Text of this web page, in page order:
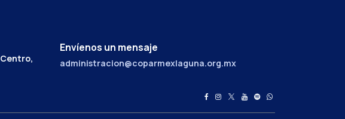
Envíenos un mensaje
administracion@coparmexlaguna.org.mx